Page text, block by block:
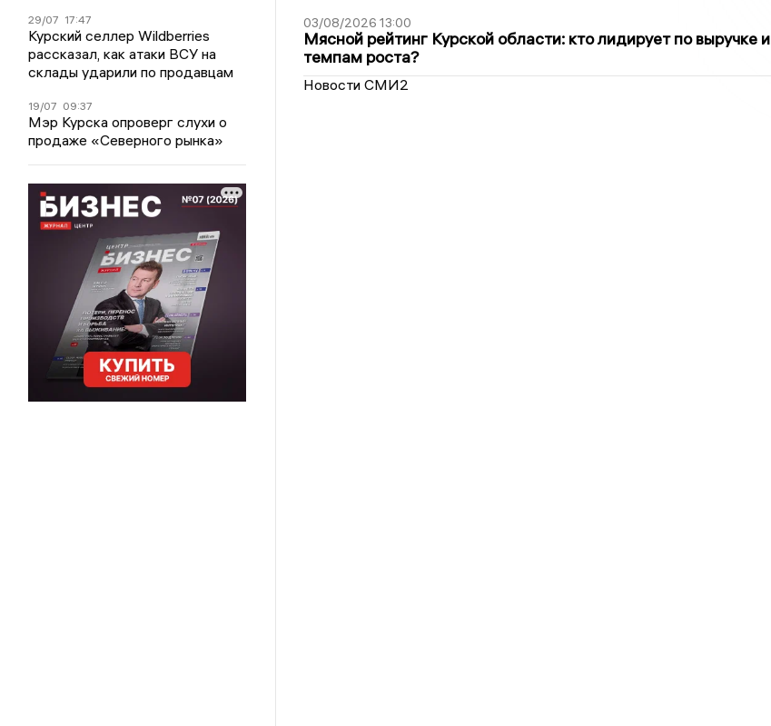
29/07 17:47
Курский селлер Wildberries
рассказал, как атаки ВСУ на
склады ударили по продавцам
19/07 09:37
Мэр Курска опроверг слухи о
продаже «Северного рынка»
03/08/2026 13:00
Мясной рейтинг Курской области: кто лидирует по выручке и
темпам роста?
Новости СМИ2